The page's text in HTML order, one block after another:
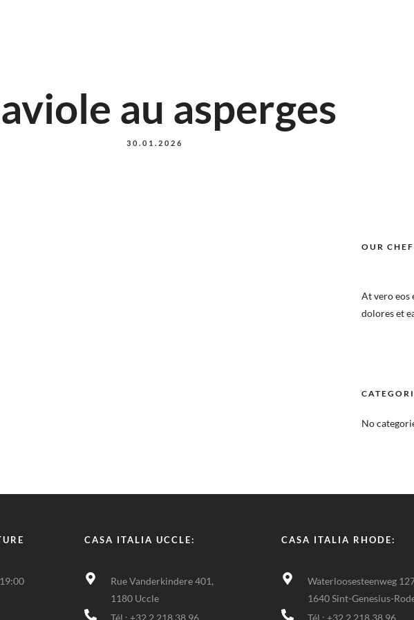
au asperges
30.01.2026
OUR CHEF
At vero eos
dolores et
No
CASA ITALIA UCCLE:
Rue Vanderkindere 401,
1180 Uccle
Tél : +32 2 218 38 96
CASA ITALIA RHODE:
Waterloosesteenweg
1640 Sint-Genesius-
Tél : +32 2 218 38 96